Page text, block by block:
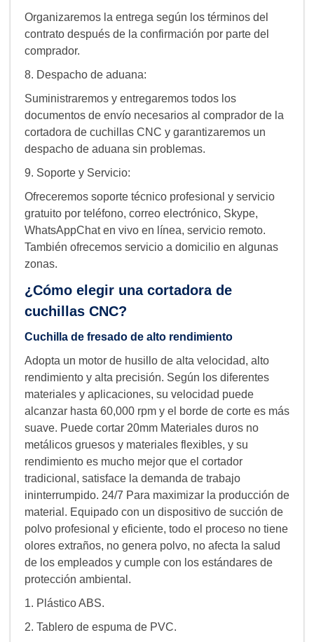
Organizaremos la entrega según los términos del
contrato después de la confirmación por parte del
comprador.
8. Despacho de aduana:
Suministraremos y entregaremos todos los
documentos de envío necesarios al comprador de la
cortadora de cuchillas CNC y garantizaremos un
despacho de aduana sin problemas.
9. Soporte y Servicio:
Ofreceremos soporte técnico profesional y servicio
gratuito por teléfono, correo electrónico, Skype,
WhatsAppChat en vivo en línea, servicio remoto.
También ofrecemos servicio a domicilio en algunas
zonas.
¿Cómo elegir una cortadora de
cuchillas CNC?
Cuchilla de fresado de alto rendimiento
Adopta un motor de husillo de alta velocidad, alto
rendimiento y alta precisión. Según los diferentes
materiales y aplicaciones, su velocidad puede
alcanzar hasta 60,000 rpm y el borde de corte es más
suave. Puede cortar 20mm Materiales duros no
metálicos gruesos y materiales flexibles, y su
rendimiento es mucho mejor que el cortador
tradicional, satisface la demanda de trabajo
ininterrumpido. 24/7 Para maximizar la producción de
material. Equipado con un dispositivo de succión de
polvo profesional y eficiente, todo el proceso no tiene
olores extraños, no genera polvo, no afecta la salud
de los empleados y cumple con los estándares de
protección ambiental.
1. Plástico ABS.
2. Tablero de espuma de PVC.